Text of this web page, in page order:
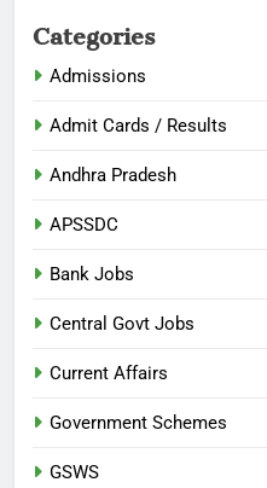
Categories
Admissions
Admit Cards / Results
Andhra Pradesh
APSSDC
Bank Jobs
Central Govt Jobs
Current Affairs
Government Schemes
GSWS